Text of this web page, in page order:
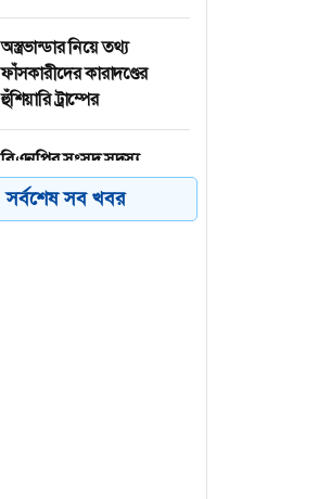
অস্ত্রভান্ডার নিয়ে তথ্য
ফাঁসকারীদের কারাদণ্ডের
হুঁশিয়ারি ট্রাম্পের
বিএনপির সংসদ সদস্য
বীথিকাকে আইনি নোটিশ
দিলেন আসিফ মাহমুদ
সর্বশেষ সব খবর